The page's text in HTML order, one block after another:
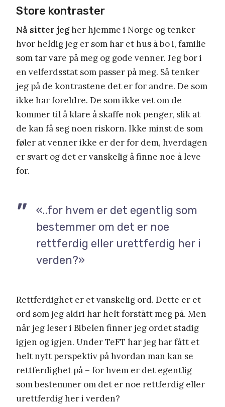
Store kontraster
Nå sitter jegher hjemme i Norge og tenker
hvor heldig jeg er som har et hus å bo i, familie
som tar vare på meg og gode venner. Jeg bor i
en velferdsstat som passer på meg. Så tenker
jeg på de kontrastene det er for andre. De som
ikke har foreldre. De som ikke vet om de
kommer til å klare å skaffe nok penger, slik at
de kan få seg noen riskorn. Ikke minst de som
føler at venner ikke er der for dem, hverdagen
er svart og det er vanskelig å finne noe å leve
for.
«..for hvem er det egentlig som
bestemmer om det er noe
rettferdig eller urettferdig her i
verden?»
Rettferdighet er et vanskelig ord. Dette er et
ord som jeg aldri har helt forstått meg på. Men
når jeg leser i Bibelen finner jeg ordet stadig
igjen og igjen. Under TeFT har jeg har fått et
helt nytt perspektiv på hvordan man kan se
rettferdighet på – for hvem er det egentlig
som bestemmer om det er noe rettferdig eller
urettferdig her i verden?